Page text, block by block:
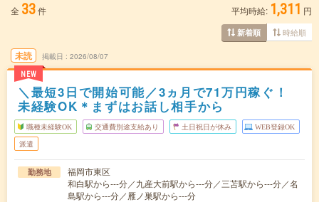
全 33件 平均時給: 1,311 円
新着順 時給順
未読
NEW
掲載日 2026/08/07
＼最短3日で開始可能／3ヵ月で71万円稼ぐ！
未経験OK＊まずはお話し相手から
職種未経験OK 交通費別途支給あり 土日祝日が休み WEB登録OK
派遣
勤務地
福岡市東区
和白駅から---分／九産大前駅から---分／三苫駅から---分／名
島駅から---分／雁ノ巣駅から---分